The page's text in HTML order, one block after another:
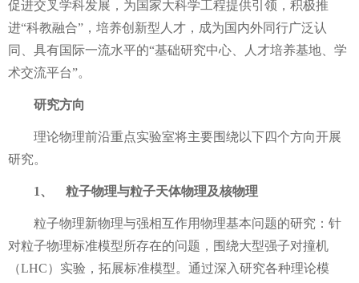
促进交叉学科发展，为国家大科学工程提供引领，积极推
进“科教融合”，培养创新型人才，成为国内外同行广泛认
同、具有国际一流水平的“基础研究中心、人才培养基地、学
术交流平台”。
研究方向
理论物理前沿重点实验室将主要围绕以下四个方向开展
研究。
1、 粒子物理与粒子天体物理及核物理
粒子物理新物理与强相互作用物理基本问题的研究：针
对粒子物理标准模型所存在的问题，围绕大型强子对撞机
（LHC）实验，拓展标准模型。通过深入研究各种理论模